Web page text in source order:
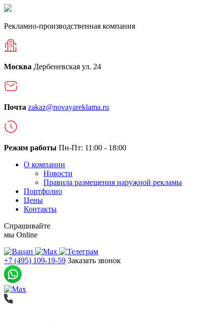
Рекламно-производственная компания
Москва Дербеневская ул. 24
Почта zakaz@novayareklama.ru
Режим работы Пн-Пт: 11:00 - 18:00
О компании
Новости
Правила размещения наружной рекламы
Портфолио
Цены
Контакты
Спрашивайте
мы Online
+7 (495) 109-19-59 Заказать звонок